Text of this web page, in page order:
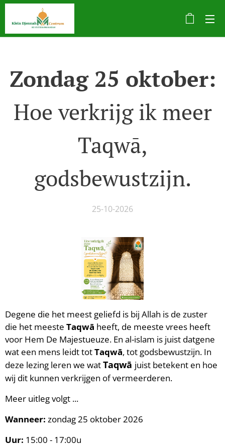
Zondag 25 oktober:
Hoe verkrijg ik meer
Taqwā,
godsbewustzijn.
25-10-2026
Degene die het meest geliefd is bij Allah is de zuster
die het meeste Taqwā heeft, de meeste vrees heeft
voor Hem De Majestueuze. En al-islam is juist datgene
wat een mens leidt totTaqwā, tot godsbewustzijn. In
deze lezing leren we watTaqwā juist betekent en hoe
wij dit kunnen verkrijgen of vermeerderen.
Meer uitleg volgt ...
Wanneer: zondag 25 oktober 2026
Uur: 15:00 - 17:00u